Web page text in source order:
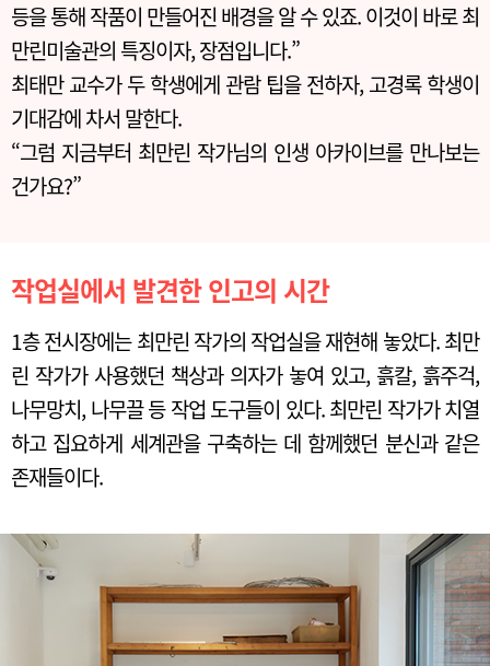
등을 통해 작품이 만들어진 배경을 알 수 있죠. 이것이 바로 최
만린미술관의 특징이자, 장점입니다.”
최태만 교수가 두 학생에게 관람 팁을 전하자, 고경록 학생이
기대감에 차서 말한다.
“그럼 지금부터 최만린 작가님의 인생 아카이브를 만나보는
건가요?”
작업실에서 발견한 인고의 시간
1층 전시장에는 최만린 작가의 작업실을 재현해 놓았다. 최만
린 작가가 사용했던 책상과 의자가 놓여 있고, 흙칼, 흙주걱,
나무망치, 나무끌 등 작업 도구들이 있다. 최만린 작가가 치열
하고 집요하게 세계관을 구축하는 데 함께했던 분신과 같은
존재들이다.